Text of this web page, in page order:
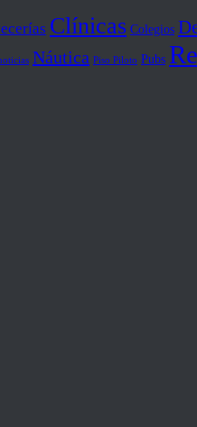
Clínicas Colegios
Náutica Piso Piloto Pubs